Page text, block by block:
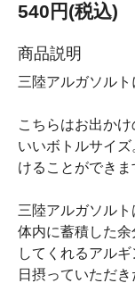
540円(税込)
商品説明
三陸アルガソルト
こちらはお出か
いいボトルサイ
けることができま
三陸アルガソルト
体内に蓄積した
してくれるアル
日摂っていただき